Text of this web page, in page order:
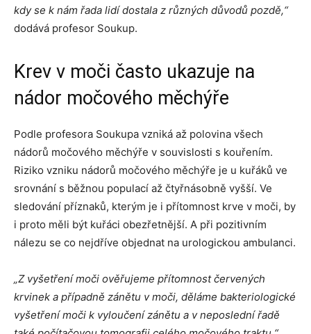
kdy se k nám řada lidí dostala z různých důvodů pozdě,“
dodává profesor Soukup.
Krev v moči často ukazuje na
nádor močového měchýře
Podle profesora Soukupa vzniká až polovina všech
nádorů močového měchýře v souvislosti s kouřením.
Riziko vzniku nádorů močového měchýře je u kuřáků ve
srovnání s běžnou populací až čtyřnásobně vyšší. Ve
sledování příznaků, kterým je i přítomnost krve v moči, by
i proto měli být kuřáci obezřetnější. A při pozitivním
nálezu se co nejdříve objednat na urologickou ambulanci.
„Z vyšetření moči ověřujeme přítomnost červených
krvinek a případně zánětu v moči, děláme bakteriologické
vyšetření moči k vyloučení zánětu a v neposlední řadě